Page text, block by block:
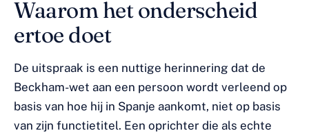
Waarom het onderscheid
ertoe doet
De uitspraak is een nuttige herinnering dat de
Beckham-wet aan een persoon wordt verleend op
basis van hoe hij in Spanje aankomt, niet op basis
van zijn functietitel. Een oprichter die als echte